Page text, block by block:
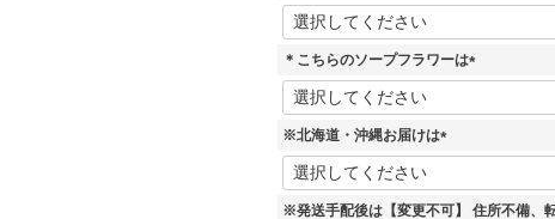
(
必
須
＊こちらのソープフラワーは
(
※北海道・沖縄お届けは
(
須
※発送手配後は【変更不可】 住所不備、